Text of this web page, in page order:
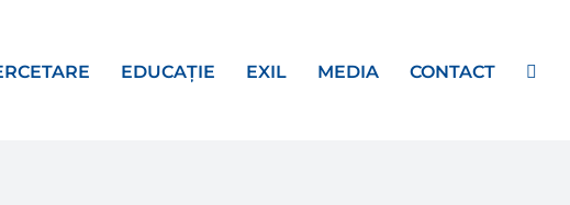
EDUCAȚIE EXIL MEDIA CONTACT